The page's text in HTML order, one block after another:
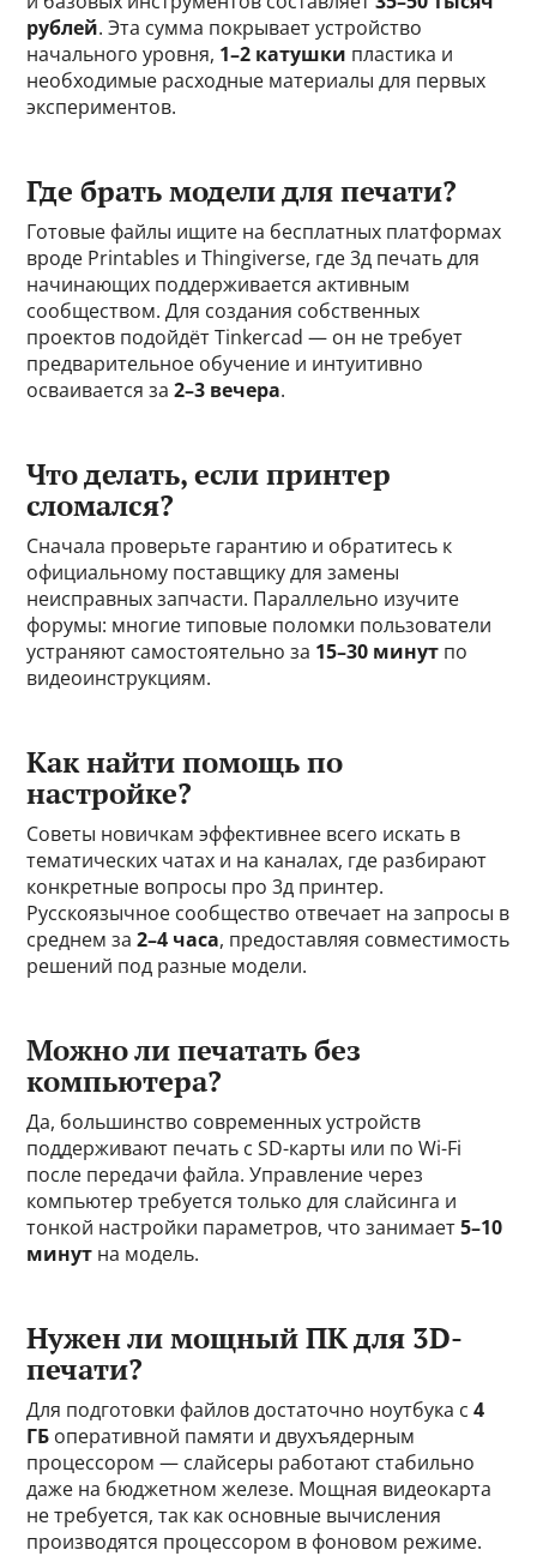
рублей. Эта сумма покрывает устройство
начального уровня, 1–2 катушки пластика и
необходимые расходные материалы для первых
экспериментов.
Где брать модели для печати?
Готовые файлы ищите на бесплатных платформах
вроде Printables и Thingiverse, где 3д печать для
начинающих поддерживается активным
сообществом. Для создания собственных
проектов подойдёт Tinkercad — он не требует
предварительное обучение и интуитивно
осваивается за2–3 вечера.
Что делать, если принтер
сломался?
Сначала проверьте гарантию и обратитесь к
официальному поставщику для замены
неисправных запчасти. Параллельно изучите
форумы: многие типовые поломки пользователи
устраняют самостоятельно за 15–30 минут по
видеоинструкциям.
Как найти помощь по
настройке?
Советы новичкам эффективнее всего искать в
тематических чатах и на каналах, где разбирают
конкретные вопросы про 3д принтер.
Русскоязычное сообщество отвечает на запросы в
среднем за2–4 часа, предоставляя совместимость
решений под разные модели.
Можно ли печатать без
компьютера?
Да, большинство современных устройств
поддерживают печать с SD-карты или по Wi-Fi
после передачи файла. Управление через
компьютер требуется только для слайсинга и
тонкой настройки параметров, что занимает5–10
минут на модель.
Нужен ли мощный ПК для 3D-
печати?
Для подготовки файлов достаточно ноутбука с4
ГБ оперативной памяти и двухъядерным
процессором — слайсеры работают стабильно
даже на бюджетном железе. Мощная видеокарта
не требуется, так как основные вычисления
производятся процессором в фоновом режиме.